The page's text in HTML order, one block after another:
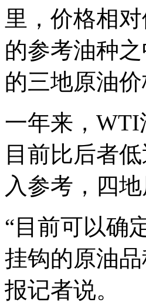
里，价格相
的参考油种
的三地原油
一年来，
目前比后者
入参考，四
“目前可以确
挂钩的原油
报记者说。